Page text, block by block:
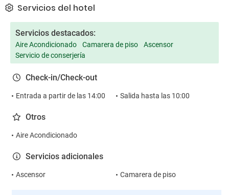
Servicios del hotel
Servicios destacados:
Aire Acondicionado Camarera de piso
Ascensor
Servicio de conserjería
Check-in/Check-out
Entrada a partir de las 14:00 Salida hasta las 10:00
Otros
Aire Acondicionado
Servicios adicionales
Ascensor Camarera de piso